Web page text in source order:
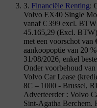
3. Financiële Renting:
Volvo EX40 Single
vanaf € 399 excl.
45.165,29 (Excl.
met een voorschot
aankoopoptie van 20
31/08/2026, enkel
Onder voorbehoud
Volvo Car Lease
8C – 1000 - Brussel,
Adverteerder : Volvo
Sint-Agatha